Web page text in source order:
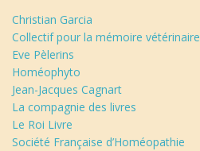
Christian Garcia
Collectif pour la mémoire vétérinaire
Eve Pèlerins
Homéophyto
Jean-Jacques Cagnart
La compagnie des livres
Le Roi Livre
Société Française d’Homéopathie